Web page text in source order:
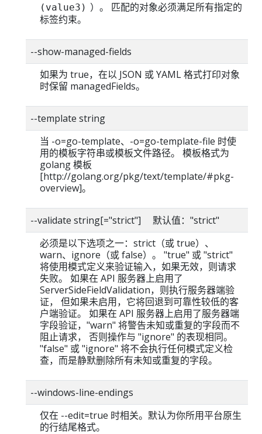
(value3) ）。 匹配的对象必须满足所有指定的
标签约束。
--show-managed-fields
如果为 true，在以 JSON 或 YAML 格式打印对象
时保留 managedFields。
--template string
当 -o=go-template、-o=go-template-file 时使
用的模板字符串或模板文件路径。 模板格式为
golang 模板
[http://golang.org/pkg/text/template/#pkg-
overview]。
--validate string[="strict"] 默认值："strict"
必须是以下选项之一：strict（或 true）、
warn、ignore（或 false）。 "true" 或 "strict"
将使用模式定义来验证输入，如果无效，则请求
失败。 如果在 API 服务器上启用了
ServerSideFieldValidation，则执行服务器端验
证， 但如果未启用，它将回退到可靠性较低的客
户端验证。 如果在 API 服务器上启用了服务器端
字段验证，"warn" 将警告未知或重复的字段而不
阻止请求， 否则操作与 "ignore" 的表现相同。
"false" 或 "ignore" 将不会执行任何模式定义检
查，而是静默删除所有未知或重复的字段。
--windows-line-endings
仅在 --edit=true 时相关。默认为你所用平台原生
的行结尾格式。